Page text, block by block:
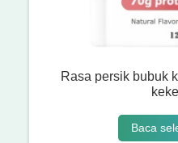
Rasa persik bubuk
Baca